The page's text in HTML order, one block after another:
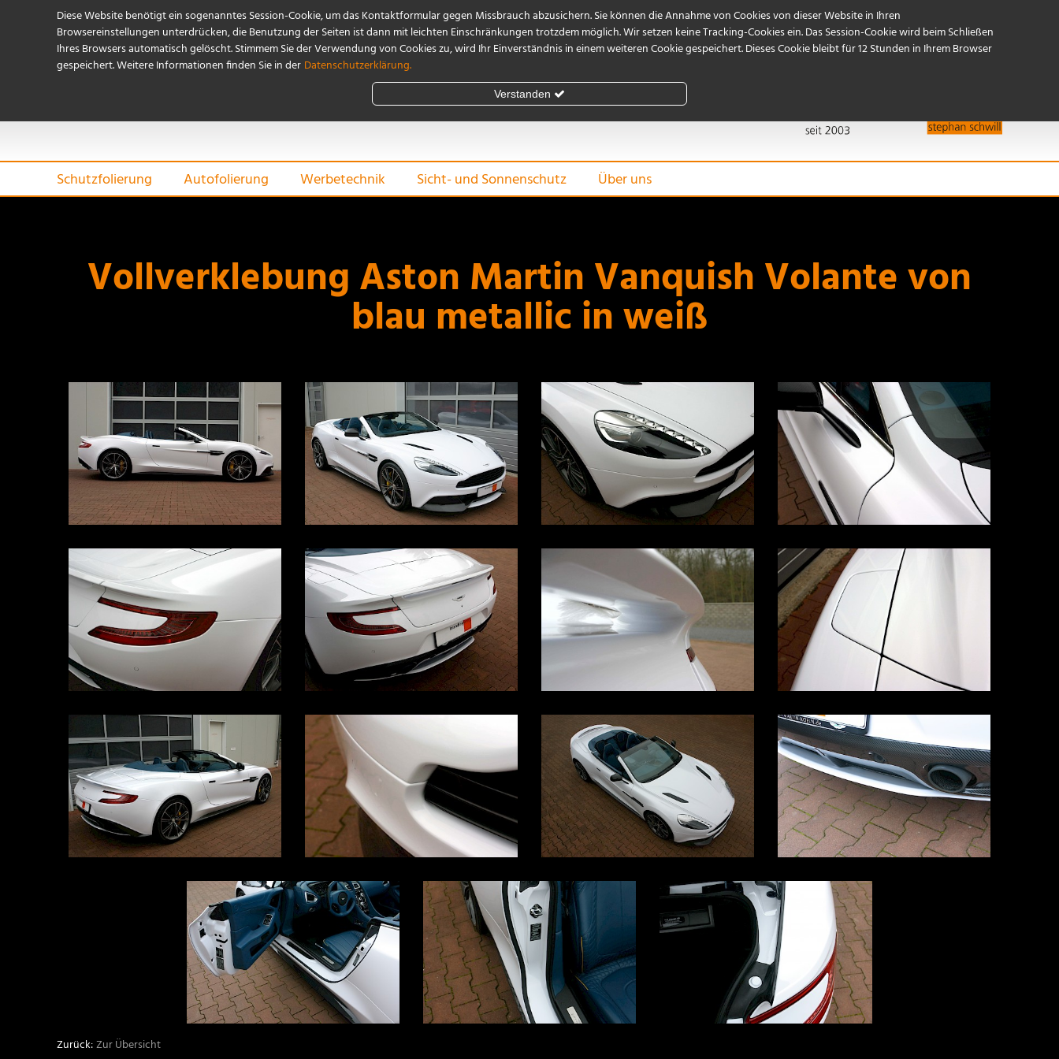
Referenzen Start Kontakt / Anfahrt
Schutzfolierung Autofolierung Werbetechnik Sicht- und Sonnenschutz Über uns
Vollverklebung Aston Martin Vanquish Volante von
blau metallic in weiß
Zur Übersicht
Diese Website benötigt ein sogenanntes Session-Cookie, um das Kontaktformular gegen Missbrauch abzusichern. Sie können die Annahme von Cookies von dieser Website in Ihren
Browsereinstellungen unterdrücken, die Benutzung der Seiten ist dann mit leichten Einschränkungen trotzdem möglich. Wir setzen keine Tracking-Cookies ein. Das Session-Cookie wird beim Schließen
Ihres Browsers automatisch gelöscht. Stimmem Sie der Verwendung von Cookies zu, wird Ihr Einverständnis in einem weiteren Cookie gespeichert. Dieses Cookie bleibt für 12 Stunden in Ihrem Browser
gespeichert. Weitere Informationen finden Sie in der Datenschutzerklärung.
Verstanden